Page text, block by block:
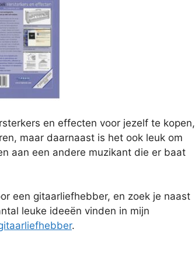
en effecten voor jezelf te kopen,
maar daarnaast is het ook leuk om
aan een andere muzikant die er baat
een gitaarliefhebber, en zoek je naast
leuke ideeën vinden in mijn
.